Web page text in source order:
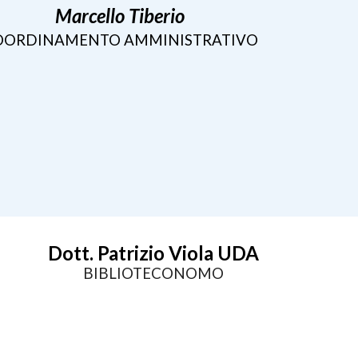
Marcello Tiberio
AMMINISTRATIVO
Dott. Patrizio Viola UDA
BIBLIOTECONOMO